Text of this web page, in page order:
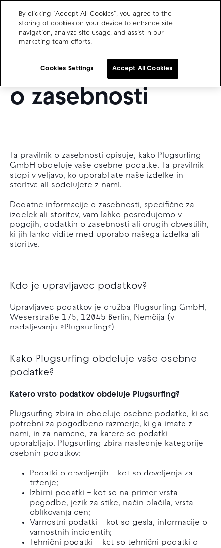
PLUGSURFING'S
Vsebina obvestila
o zasebnosti
Charge point operators
Carmakers
Drivers and travellers
Our charging App
Blog
About us
Our team
Media resources
Drivers support
Ta pravilnik o zasebnosti opisuje, kako Plugsurfing
GmbH obdeluje vaše osebne podatke. Ta pravilnik
stopi v veljavo, ko uporabljate naše izdelke in
storitve ali sodelujete z nami.
Dodatne informacije o zasebnosti, specifične za
izdelek ali storitev, vam lahko posredujemo v
pogojih, dodatkih o zasebnosti ali drugih obvestilih,
ki jih lahko vidite med uporabo našega izdelka ali
storitve.
Kdo je upravljavec podatkov?
Upravljavec podatkov je družba Plugsurfing GmbH,
Weserstraße 175, 12045 Berlin, Nemčija (v
nadaljevanju »Plugsurfing«).
Kako Plugsurfing obdeluje vaše osebne
podatke?
Katero vrsto podatkov obdeluje Plugsurfing?
Plugsurfing zbira in obdeluje osebne podatke, ki so
potrebni za pogodbeno razmerje, ki ga imate z
nami, in za namene, za katere se podatki
uporabljajo. Plugsurfing zbira naslednje kategorije
osebnih podatkov:
Podatki o dovoljenjih – kot so dovoljenja za
trženje;
Izbirni podatki – kot so na primer vrsta
pogodbe, jezik za stike, način plačila, vrsta
oblikovanja cen;
Varnostni podatki – kot so gesla, informacije o
varnostnih incidentih;
Tehnični podatki – kot so tehnični podatki o
By clicking "Accept All Cookies", you agree to the
storing of cookies on your device to enhance site
navigation, analyze site usage, and assist in our
marketing team efforts.
Cookies Settings Accept All Cookies